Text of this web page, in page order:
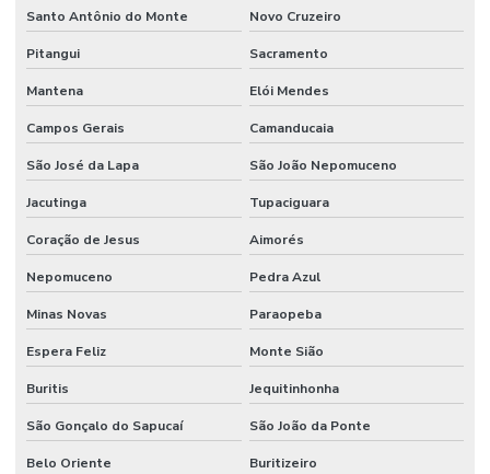
Santo Antônio do Monte Novo Cruzeiro
Pitangui Sacramento
Mantena Elói Mendes
Campos Gerais Camanducaia
São José da Lapa São João Nepomuceno
Jacutinga Tupaciguara
Coração de Jesus Aimorés
Nepomuceno Pedra Azul
Minas Novas Paraopeba
Espera Feliz Monte Sião
Buritis Jequitinhonha
São Gonçalo do Sapucaí São João da Ponte
Belo Oriente Buritizeiro